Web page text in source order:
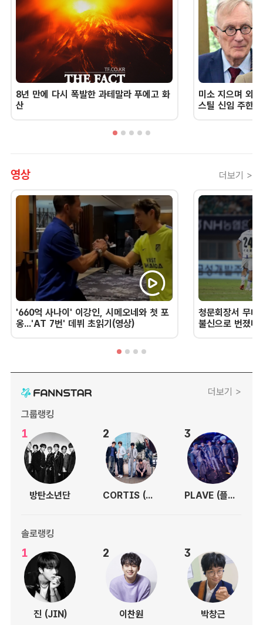
8년 만에 다시 폭발한 과테말라 푸에고 화
산
미소 지으며 외
스틸 신임 주한
영상 더보기 >
'660억 사나이' 이강인, 시메오네와 첫 포
옹...'AT 7번' 데뷔 초읽기(영상)
청문회장서 무너
불신으로 번졌
더보기 >
그룹랭킹
1
방탄소년단
2
CORTIS (코르티스)
3
PLAVE (플레이브)
솔로랭킹
1
진 (JIN)
2
이찬원
3
박창근